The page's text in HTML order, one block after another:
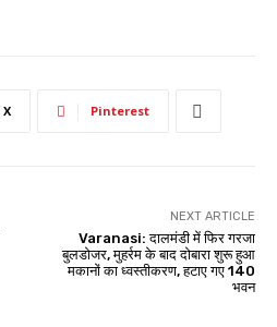
X Pinterest
NEXT ARTICLE
Varanasi: दालमंडी में फिर गरजा
बुलडोजर, मुहर्रम के बाद दोबारा शुरू हुआ
मकानों का ध्वस्तीकरण, हटाए गए 140
भवन